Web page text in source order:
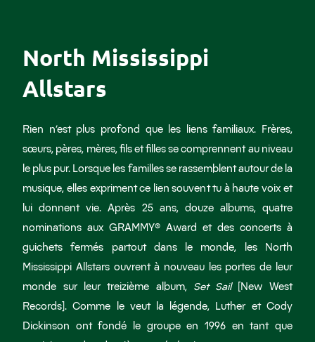
North Mississippi
Allstars
Rien n’est plus profond que les liens familiaux. Frères,
sœurs, pères, mères, fils et filles se comprennent au niveau
le plus pur. Lorsque les familles se rassemblent autour de la
musique, elles expriment ce lien souvent tu à haute voix et
lui donnent vie. Après 25 ans, douze albums, quatre
nominations aux GRAMMY® Award et des concerts à
guichets fermés partout dans le monde, les North
Mississippi Allstars ouvrent à nouveau les portes de leur
monde sur leur treizième album, Set Sail[New West
Records]. Comme le veut la légende, Luther et Cody
Dickinson ont fondé le groupe en 1996 en tant que